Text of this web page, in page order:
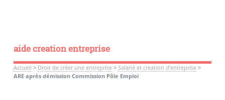
aide creation entreprise
Accueil > Droit de créer une entreprise> Salarié et creation d’entreprise>
ARE après démission Commission Pôle Emploi